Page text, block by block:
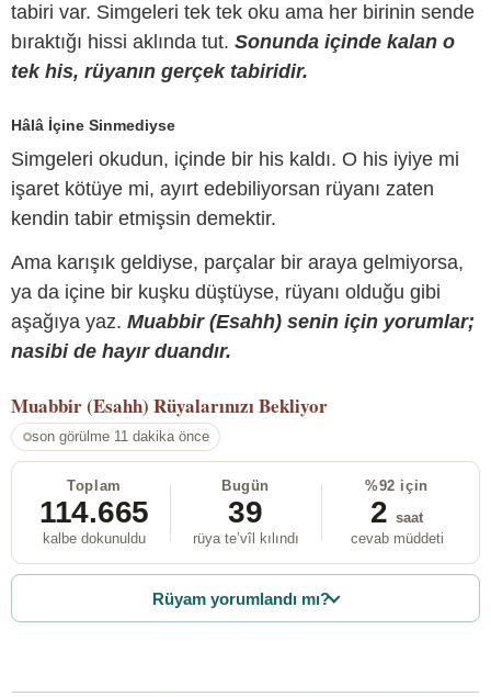
tabiri var. Simgeleri tek tek oku ama her birinin sende
bıraktığı hissi aklında tut. Sonunda içinde kalan o
tek his, rüyanın gerçek tabiridir.
Hâlâ İçine Sinmediyse
Simgeleri okudun, içinde bir his kaldı. O his iyiye mi
işaret kötüye mi, ayırt edebiliyorsan rüyanı zaten
kendin tabir etmişsin demektir.
Ama karışık geldiyse, parçalar bir araya gelmiyorsa,
ya da içine bir kuşku düştüyse, rüyanı olduğu gibi
aşağıya yaz. Muabbir (Esahh) senin için yorumlar;
nasibi de hayır duandır.
Muabbir (Esahh) Rüyalarınızı Bekliyor
son görülme 11 dakika önce
Toplam
114.665
kalbe dokunuldu
Bugün
39
rüya te’vîl kılındı
%92 için
2 saat
cevab müddeti
Rüyam yorumlandı mı?